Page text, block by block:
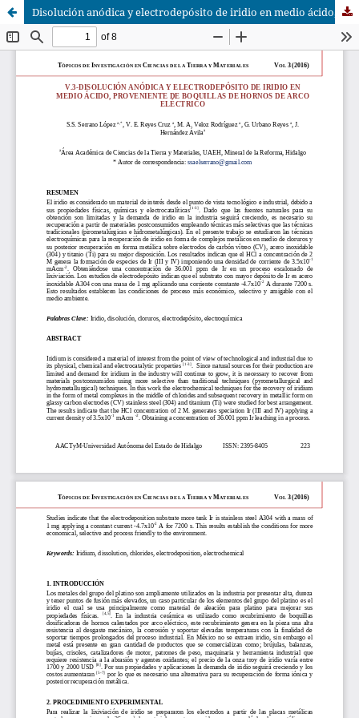
Disolución anódica y electrodepósito de iridio en medio ácido, proveniente de boquillas de hornos de arco eléctrico